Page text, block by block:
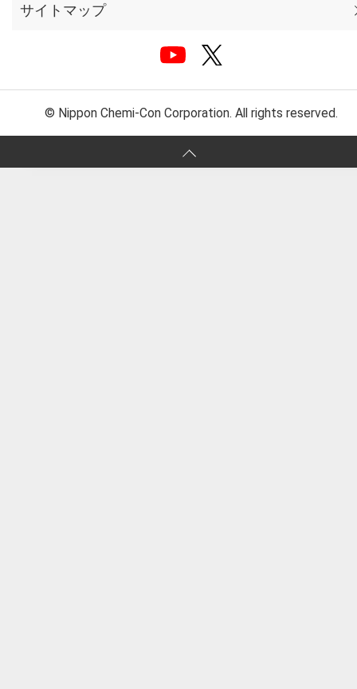
サイトマップ
© Nippon Chemi-Con Corporation. All rights reserved.